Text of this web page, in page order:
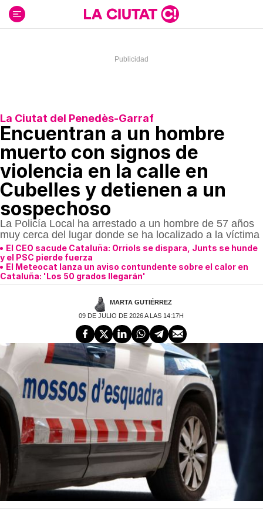
contenido
La Ciutat del Penedès-Garraf
Encuentran a un hombre
muerto con signos de
violencia en la calle en
Cubelles y detienen a un
sospechoso
La Policía Local ha arrestado a un hombre de 57 años
muy cerca del lugar donde se ha localizado a la víctima
El CEO sacude Cataluña: Orriols se dispara, Junts se hunde
y el PSC pierde fuerza
El Meteocat lanza un aviso contundente sobre el calor en
Cataluña: 'Los 50 grados llegarán'
MARTA GUTIÉRREZ
09 DE JULIO DE 2026 A LAS 14:17H